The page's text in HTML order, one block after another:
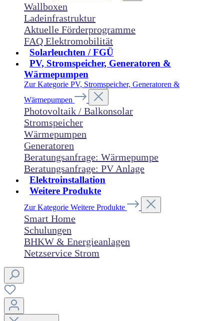
Wallboxen
Ladeinfrastruktur
Aktuelle Förderprogramme
FAQ Elektromobilität
Solarleuchten / FGÜ
PV, Stromspeicher, Generatoren &
Wärmepumpen
Zur Kategorie PV, Stromspeicher, Generatoren &
Wärmepumpen
Photovoltaik / Balkonsolar
Stromspeicher
Wärmepumpen
Generatoren
Beratungsanfrage: Wärmepumpe
Beratungsanfrage: PV Anlage
Elektroinstallation
Weitere Produkte
Zur Kategorie Weitere Produkte
Smart Home
Schulungen
BHKW & Energieanlagen
Netzservice Strom